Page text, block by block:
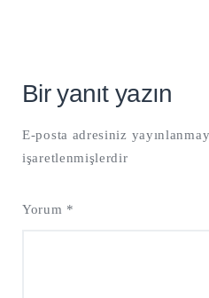
Bir yanıt yazın
E-posta adresiniz
işaretlenmişlerdir
Yorum *